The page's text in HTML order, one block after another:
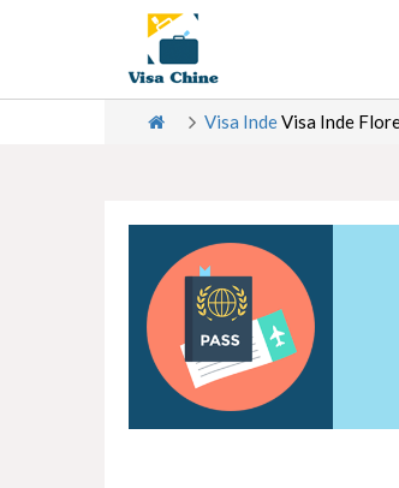
Visa IndeVisa Inde